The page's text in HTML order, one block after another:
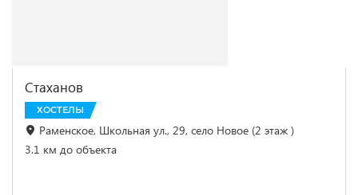
Стаханов
ХОСТЕЛЫ
Раменское, Школьная ул., 29, село Новое (2 этаж )
3.1 км до объекта